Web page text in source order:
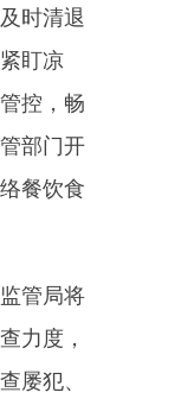
、
克）
花
65302402000101号
：0908-4621030